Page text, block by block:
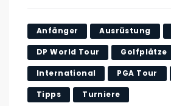
Anfänger Ausrüstung
DP World Tour Golfplätze
International PGA Tour
Tipps Turniere